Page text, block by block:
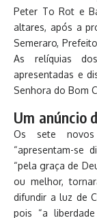
Peter To Rot e
altares, após a
Semeraro,
As relíquias
apresentadas e
Senhora do Bom
Um anúncio
Os sete novos
“apresentam-se
“pela graça de
ou melhor,
difundir a luz de
pois “a